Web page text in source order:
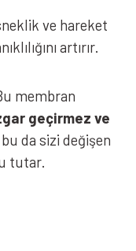
ve hareket
artırır.
membran
geçirmez ve
da sizi değişen
tutar.